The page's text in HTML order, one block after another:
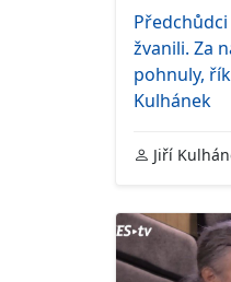
žvanili. Za
pohnuly,
Kulhánek
Jiří